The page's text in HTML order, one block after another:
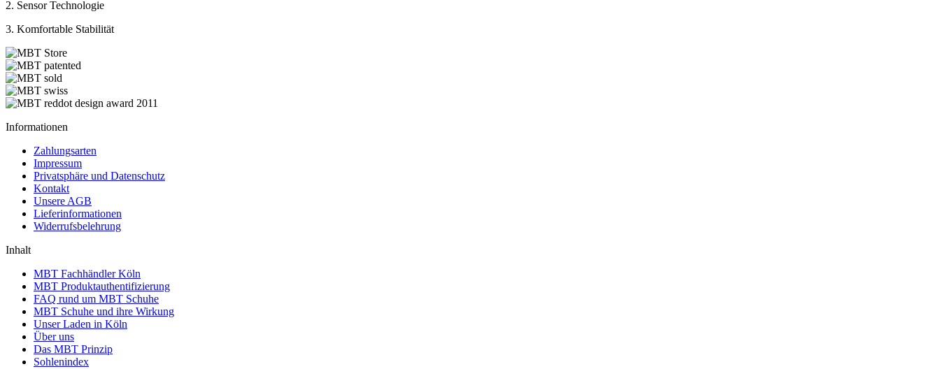
2. Sensor Technologie
3. Komfortable Stabilität
Informationen
Zahlungsarten
Impressum
Privatsphäre und Datenschutz
Kontakt
Unsere AGB
Lieferinformationen
Widerrufsbelehrung
Inhalt
MBT Fachhändler Köln
MBT Produktauthentifizierung
FAQ rund um MBT Schuhe
MBT Schuhe und ihre Wirkung
Unser Laden in Köln
Über uns
Das MBT Prinzip
Sohlenindex